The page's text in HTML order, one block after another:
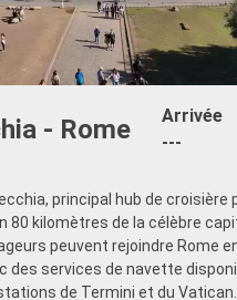
- Rome
Arrivée
---
principal hub de croisière
80 kilomètres de la célèbre
peuvent rejoindre Rome
des services de navette
de Termini et du